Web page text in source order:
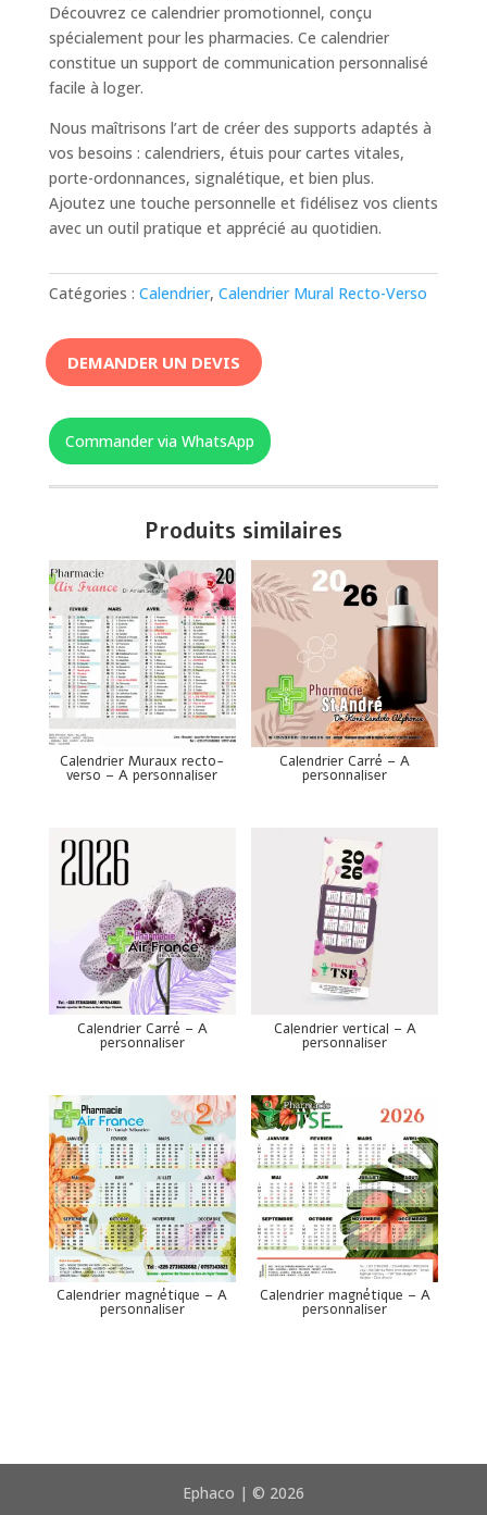
Découvrez ce calendrier promotionnel, conçu
spécialement pour les pharmacies. Ce calendrier
constitue un support de communication personnalisé
facile à loger.
Nous maîtrisons l’art de créer des supports adaptés à
vos besoins : calendriers, étuis pour cartes vitales,
porte-ordonnances, signalétique, et bien plus.
Ajoutez une touche personnelle et fidélisez vos clients
avec un outil pratique et apprécié au quotidien.
Catégories : Calendrier, Calendrier Mural Recto-Verso
DEMANDER UN DEVIS
Commander via WhatsApp
Produits similaires
Calendrier Muraux recto-
verso – A personnaliser
Calendrier Carré – A
personnaliser
Calendrier Carré – A
personnaliser
Calendrier vertical – A
personnaliser
Calendrier magnétique – A
personnaliser
Calendrier magnétique – A
personnaliser
Ephaco | © 2026